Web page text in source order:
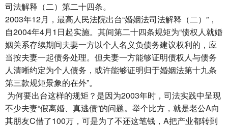
司法解释（二）第二十四条。
2003年12月，最高人民法院出台“婚姻法司法解释（二）”，
自2004年4月1日起实施。其间第二十四条规矩为“债权人就婚
姻关系存续期间夫妻一方以个人名义负债务建议权利的，应
当按夫妻一起债务处理。但夫妻一方能够证明债权人与债务
人清晰约定为个人债务，或许能够证明归于婚姻法第十九条
第三款规矩景象的在外”。
为何要出台这样的规矩？是因为2003年时，司法实践中呈现
不少夫妻“假离婚、真逃债”的问题。举个比方，就是老公A向
其朋友C借了100万，可是为了不还这笔钱，A把产业都转到